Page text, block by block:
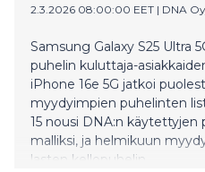
2.3.2026 08:00:00 EET | DNA
Samsung Galaxy S25 Ultra
puhelin kuluttaja-
iPhone 16e 5G jatkoi
myydyimpien puhelinten
15 nousi DNA:n
malliksi, ja helmikuun
lasten kellopuhelin.